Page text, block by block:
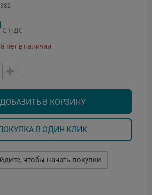
С НДС
нет в наличии
ДОБАВИТЬ В КОРЗИНУ
ПОКУПКА В ОДИН КЛИК
чтобы начать покупки